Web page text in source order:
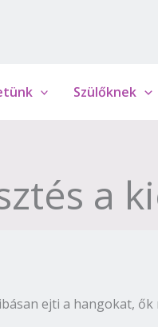
Szülőknek
a
ejti a hangokat, ők